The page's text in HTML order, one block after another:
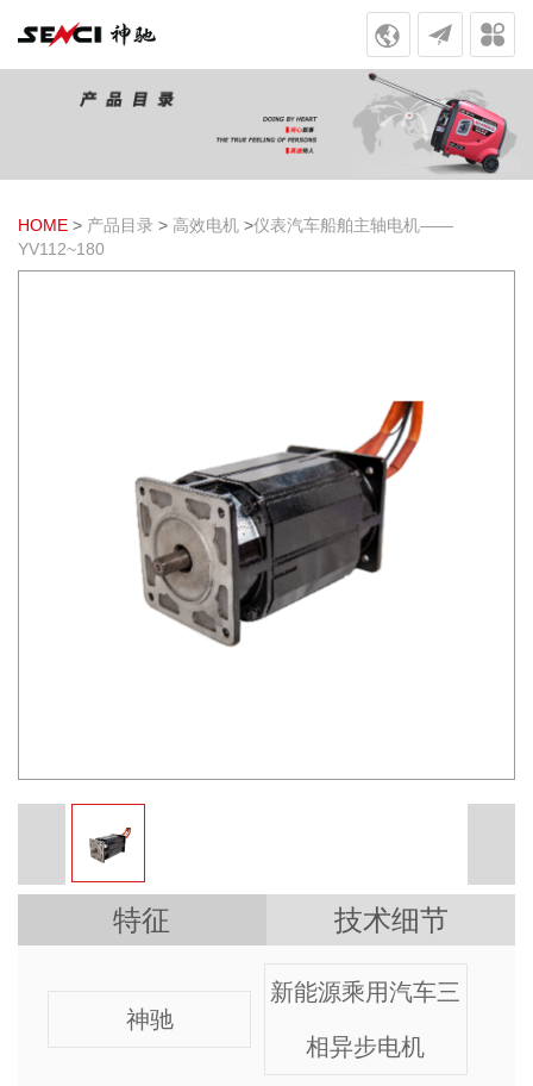
HOME> 产品目录 > 高效电机>仪表汽车船舶主轴电机——
YV112~180
特征 技术细节
神驰
新能源乘用汽车三
相异步电机